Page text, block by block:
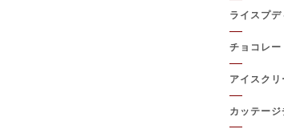
ライスプ
チョコレー
アイスク
カッテー